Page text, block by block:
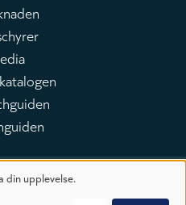
din upplevelse.